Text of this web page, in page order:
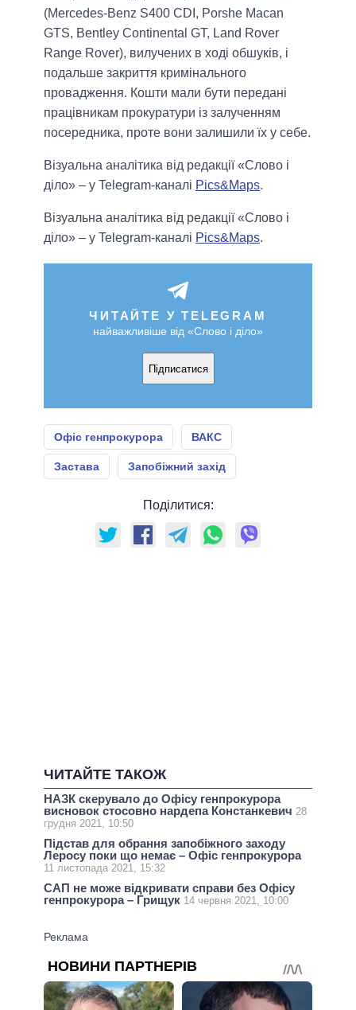
(Mercedes-Benz S400 CDI, Porshe Macan
GTS, Bentley Continental GT, Land Rover
Range Rover), вилучених в ході обшуків, і
подальше закриття кримінального
провадження. Кошти мали бути передані
працівникам прокуратури із залученням
посередника, проте вони залишили їх у себе.
Візуальна аналітика від редакції «Слово і
діло» – у Telegram-каналі Pics&Maps.
Візуальна аналітика від редакції «Слово і
діло» – у Telegram-каналі Pics&Maps.
ЧИТАЙТЕ У TELEGRAM
найважливіше від «Слово і діло»
Підписатися
Офіс генпрокурора ВАКС
Застава Запобіжний захід
Поділитися:
ЧИТАЙТЕ ТАКОЖ
НАЗК скерувало до Офісу генпрокурора
висновок стосовно нардепа Констанкевич 28
грудня 2021, 10:50
Підстав для обрання запобіжного заходу
Леросу поки що немає – Офіс генпрокурора
11 листопада 2021, 15:32
САП не може відкривати справи без Офісу
генпрокурора – Грищук 14 червня 2021, 10:00